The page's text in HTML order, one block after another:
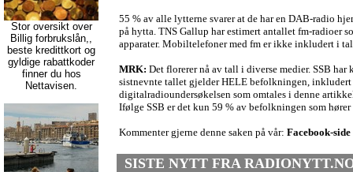
Stor oversikt over
Billig forbrukslån,,
beste kredittkort og
gyldige rabattkoder
finner du hos
Nettavisen.
55 % av alle lytterne svarer at de har en DAB-radio
på hytta. TNS Gallup har estimert antallet fm-
apparater. Mobiltelefoner med fm er ikke inkludert i
MRK: Det florerer nå av tall i diverse medier. SSB
sistnevnte tallet gjelder HELE befolkningen, inkludert
digitalradioundersøkelsen som omtales i denne
Ifølge SSB er det kun 59 % av befolkningen som
Kommenter gjerne denne saken på vår: Facebook-side
SISTE NYTT FRA